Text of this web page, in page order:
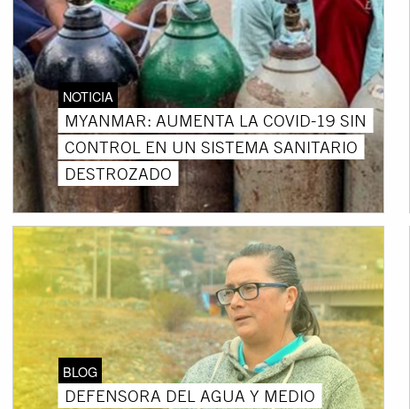
NOTICIA
MYANMAR: AUMENTA LA COVID-19 SIN
CONTROL EN UN SISTEMA SANITARIO
DESTROZADO
BLOG
DEFENSORA DEL AGUA Y MEDIO